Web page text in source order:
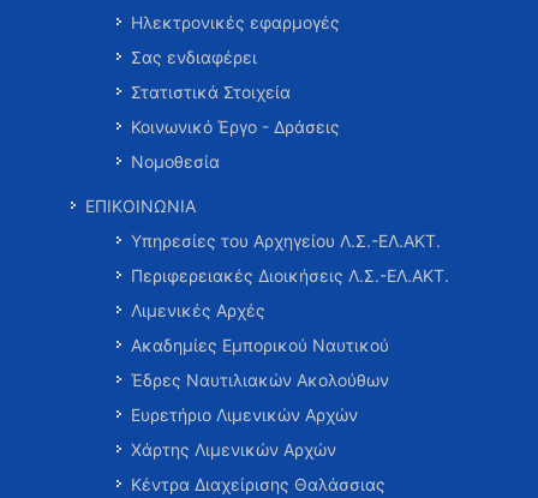
Ηλεκτρονικές εφαρμογές
Σας ενδιαφέρει
Στατιστικά Στοιχεία
Κοινωνικό Έργο - Δράσεις
Νομοθεσία
ΕΠΙΚΟΙΝΩΝΙΑ
Υπηρεσίες του Αρχηγείου Λ.Σ.-ΕΛ.ΑΚΤ.
Περιφερειακές Διοικήσεις Λ.Σ.-ΕΛ.ΑΚΤ.
Λιμενικές Αρχές
Ακαδημίες Εμπορικού Ναυτικού
Έδρες Ναυτιλιακών Ακολούθων
Ευρετήριο Λιμενικών Αρχών
Χάρτης Λιμενικών Αρχών
Κέντρα Διαχείρισης Θαλάσσιας